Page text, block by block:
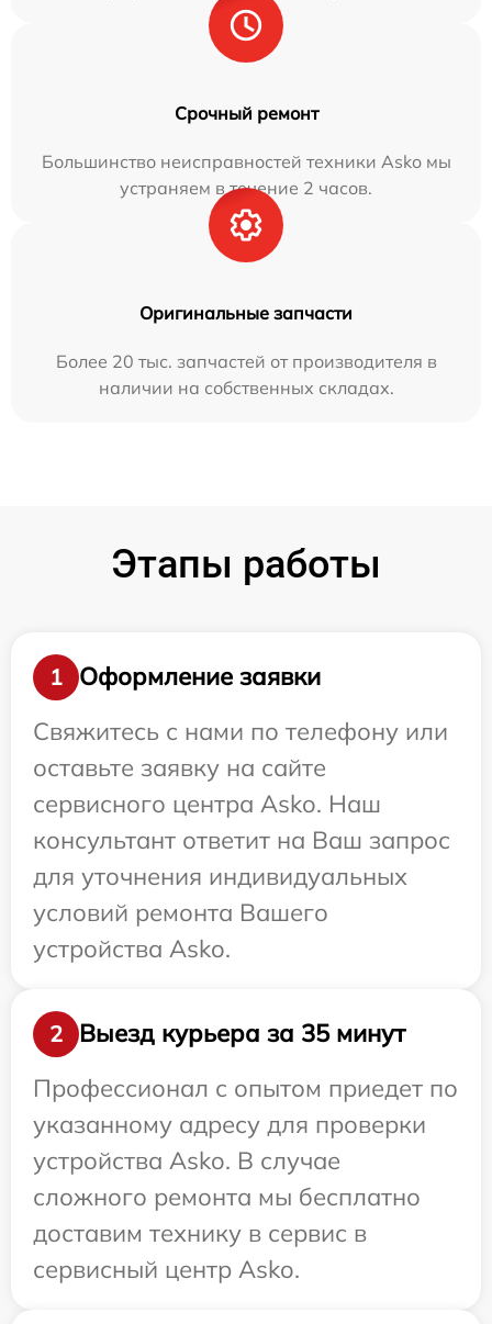
Срочный ремонт
Большинство неисправностей техники Asko мы
устраняем в течение 2 часов.
Оригинальные запчасти
Более 20 тыс. запчастей от производителя в
наличии на собственных складах.
Этапы работы
1
Оформление заявки
Свяжитесь с нами по телефону или
оставьте заявку на сайте
сервисного центра Asko. Наш
консультант ответит на Ваш запрос
для уточнения индивидуальных
условий ремонта Вашего
устройства Asko.
2
Выезд курьера за 35 минут
Профессионал с опытом приедет по
указанному адресу для проверки
устройства Asko. В случае
сложного ремонта мы бесплатно
доставим технику в сервис в
сервисный центр Asko.